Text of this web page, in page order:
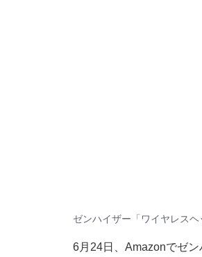
ゼンハイザー「ワイヤレスヘ
6月24日、Amazonでゼ